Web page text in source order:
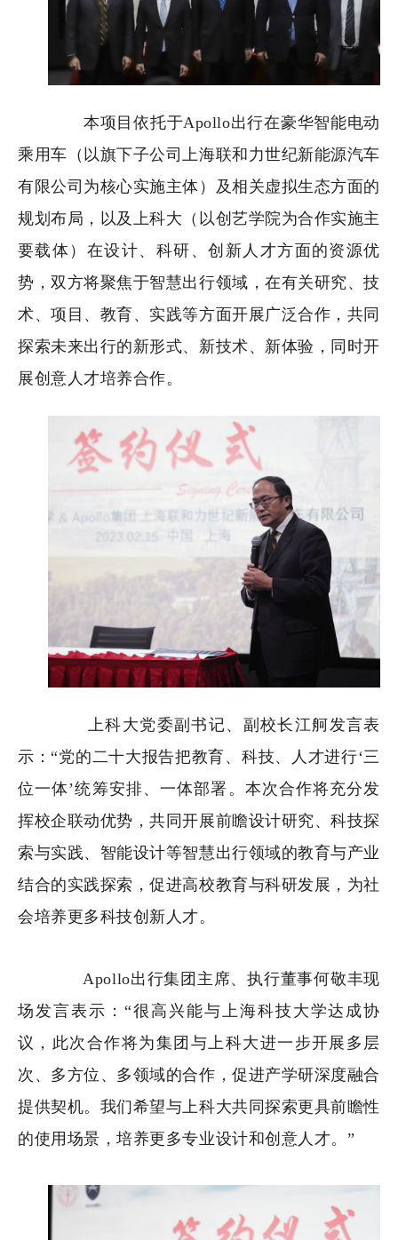
本项目依托于Apollo出行在豪华智能电动
乘用车（以旗下子公司上海联和力世纪新能源汽车
有限公司为核心实施主体）及相关虚拟生态方面的
规划布局， 以及上科大（以创艺学院为合作实施主
要载体）在设计、科研、创新人才方面的资源优
势，双方将聚焦于智慧出行领域，在有关研究、技
术、项目、教育、实践等方面开展广泛合作，共同
探索未来出行的新形式、新技术、新体验，同时开
展创意人才培养合作。
上科大党委副书记、副校长江舸发言表
示：“党的二十大报告把教育、科技、人才进行‘三
位一体’统筹安排、一体部署。本次合作将充分发
挥校企联动优势，共同开展前瞻设计研究、科技探
索与实践、智能设计等智慧出行领域的教育与产业
结合的实践探索，促进高校教育与科研发展，为社
会培养更多科技创新人才。
Apollo出行集团主席、执行董事何敬丰现
场发言表示：“很高兴能与上海科技大学达成协
议，此次合作将为集团与上科大进一步开展多层
次、多方位、多领域的合作，促进产学研深度融合
提供契机。我们希望与上科大共同探索更具前瞻性
的使用场景，培养更多专业设计和创意人才。”